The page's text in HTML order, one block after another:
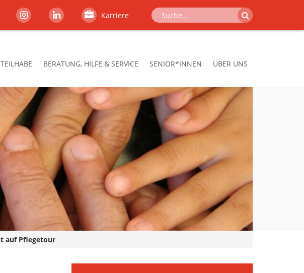
Karriere
BERATUNG, HILFE & SERVICE SENIOR*INNEN ÜBER UNS
auf Pflegetour